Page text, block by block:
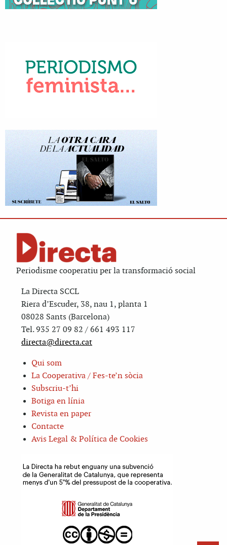
Periodisme cooperatiu per la transformació social
La Directa SCCL
Riera d’Escuder, 38, nau 1, planta 1
08028 Sants (Barcelona)
Tel. 935 27 09 82 / 661 493 117
directa@directa.cat
Qui som
La Cooperativa / Fes-te’n sòcia
Subscriu-t’hi
Botiga en línia
Revista en paper
Contacte
Avis Legal & Política de Cookies